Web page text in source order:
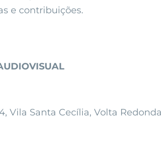
e contribuições.
Vila Santa Cecília, Volta